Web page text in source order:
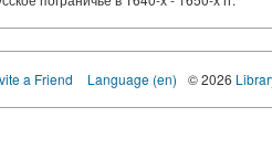
a Friend Language (en) © 2026